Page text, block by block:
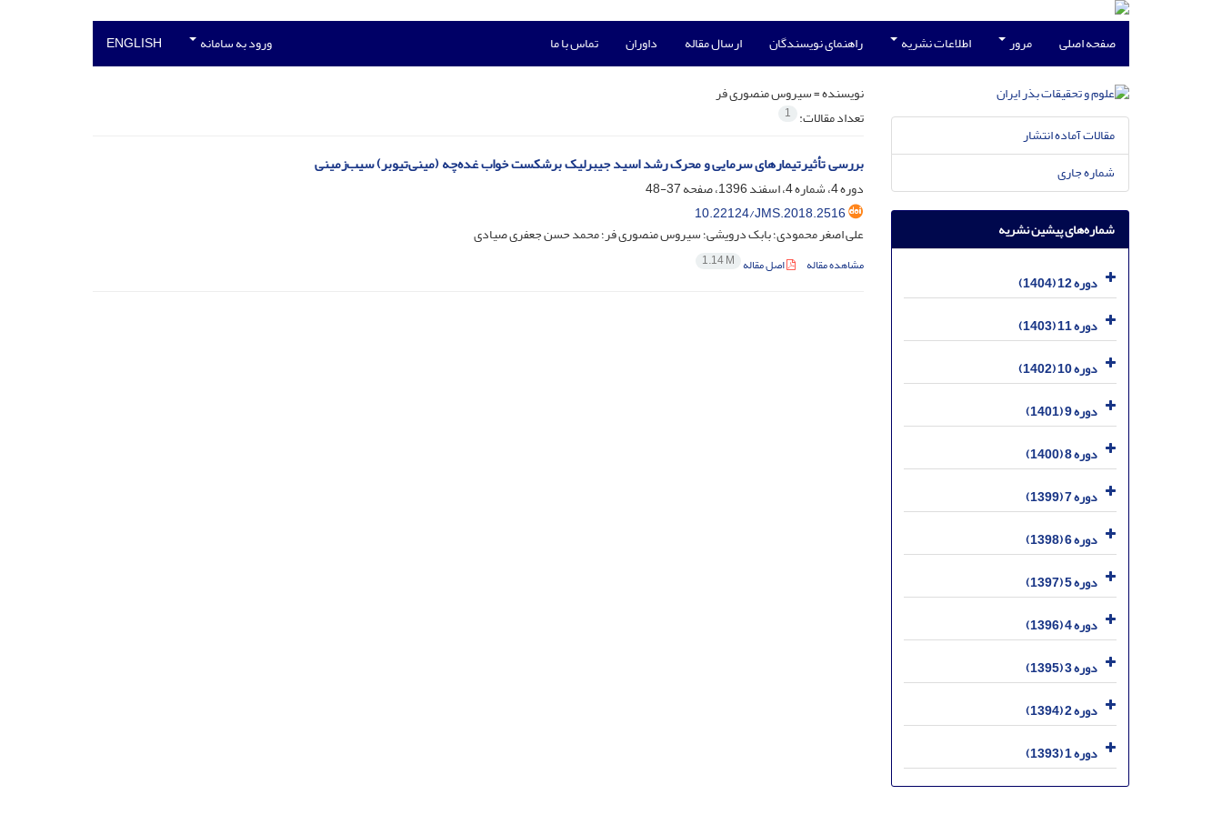
صفحه اصلی مرور اطلاعات نشریه راهنمای نویسندگان ارسال مقاله داوران تماس با ما ورود به سامانه ENGLISH
نویسنده =سیروس منصوری فر
تعداد مقالات: 1
بررسی تأثیرتیمارهای سرمایی و محرک رشد اسید جیبرلیک برشکست خواب غده‌چه (مینی‌تیوبر) سیب‌زمینی
دوره 4، شماره 4، اسفند 1396، صفحه
37-48
10.22124/JMS.2018.2516
علی اصغر محمودی؛ بابک درویشی؛ سیروس منصوری فر؛ محمد حسن جعفری صیادی
مشاهده مقاله اصل مقاله 1.14 M
مقالات آماده انتشار
شماره جاری
شماره‌های پیشین نشریه
دوره 12 (1404)
دوره 11 (1403)
دوره 10 (1402)
دوره 9 (1401)
دوره 8 (1400)
دوره 7 (1399)
دوره 6 (1398)
دوره 5 (1397)
دوره 4 (1396)
دوره 3 (1395)
دوره 2 (1394)
دوره 1 (1393)